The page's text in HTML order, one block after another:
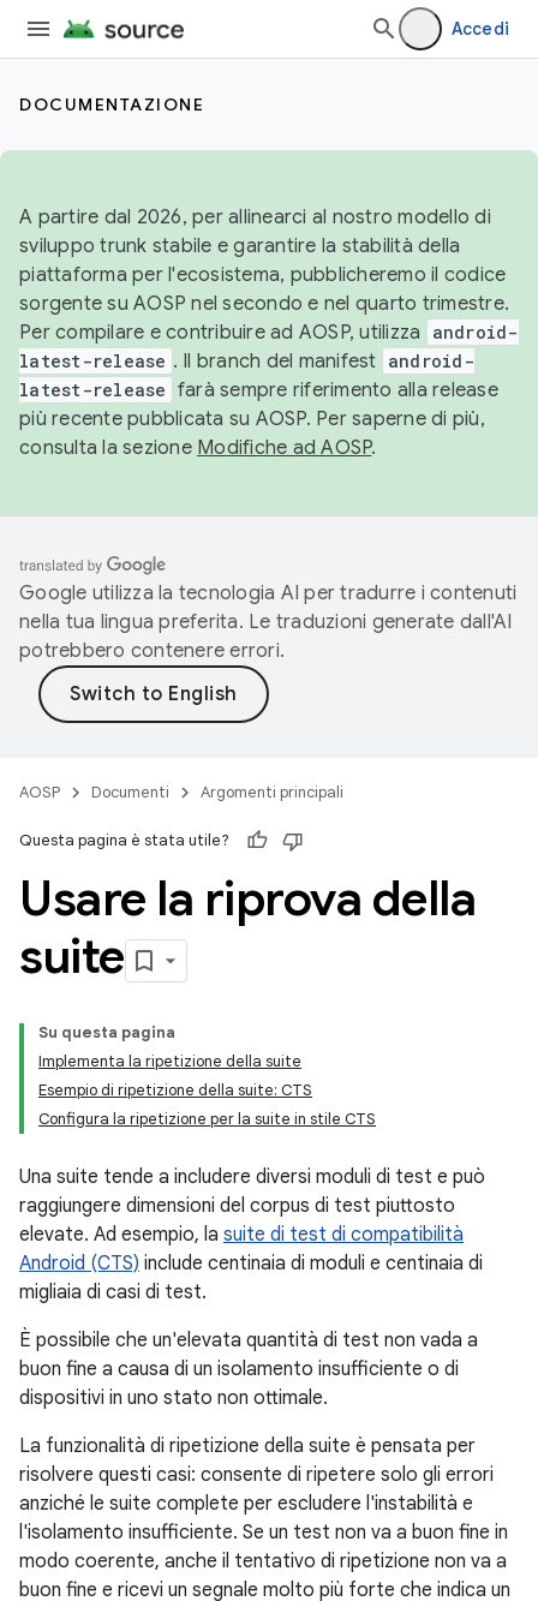
Accedi
DOCUMENTAZIONE
A partire dal 2026, per allinearci al nostro modello di
sviluppo trunk stabile e garantire la stabilità della
piattaforma per l'ecosistema, pubblicheremo il codice
sorgente su AOSP nel secondo e nel quarto trimestre.
Per compilare e contribuire ad AOSP, utilizza
android-
latest-release . Il branch del manifest android-
latest-release farà sempre riferimento alla release
più recente pubblicata su AOSP. Per saperne di più,
consulta la sezione Modifiche ad AOSP.
Google utilizza la tecnologia AI per tradurre i contenuti
nella tua lingua preferita. Le traduzioni generate dall'AI
potrebbero contenere errori.
AOSP Documenti Argomenti principali
Questa pagina è stata utile?
Usare la riprova della
suite
Su questa pagina
Implementa la ripetizione della suite
Esempio di ripetizione della suite: CTS
Configura la ripetizione per la suite in stile CTS
Una suite tende a includere diversi moduli di test e può
raggiungere dimensioni del corpus di test piuttosto
elevate. Ad esempio, la suite di test di compatibilità
Android (CTS) include centinaia di moduli e centinaia di
migliaia di casi di test.
È possibile che un'elevata quantità di test non vada a
buon fine a causa di un isolamento insufficiente o di
dispositivi in uno stato non ottimale.
La funzionalità di ripetizione della suite è pensata per
risolvere questi casi: consente di ripetere solo gli errori
anziché le suite complete per escludere l'instabilità e
l'isolamento insufficiente. Se un test non va a buon fine in
modo coerente, anche il tentativo di ripetizione non va a
buon fine e ricevi un segnale molto più forte che indica un